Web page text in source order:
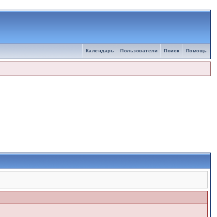
Помощь
Поиск
Пользователи
Календарь